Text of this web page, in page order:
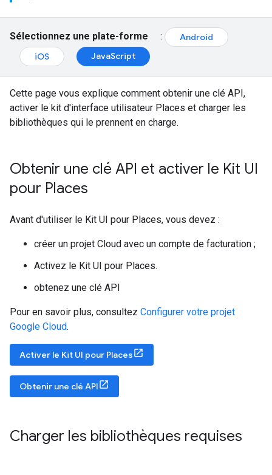
Sélectionnez une plate-forme :
Android
iOS
JavaScript
Cette page vous explique comment obtenir une clé API,
activer le kit d'interface utilisateur Places et charger les
bibliothèques qui le prennent en charge.
Obtenir une clé API et activer le Kit UI
pour Places
Avant d'utiliser le Kit UI pour Places, vous devez :
créer un projet Cloud avec un compte de facturation ;
Activez le Kit UI pour Places.
obtenez une clé API
Pour en savoir plus, consultez Configurer votre projet
Google Cloud.
Activer le Kit UI pour Places
Obtenir une clé API
Charger les bibliothèques requises